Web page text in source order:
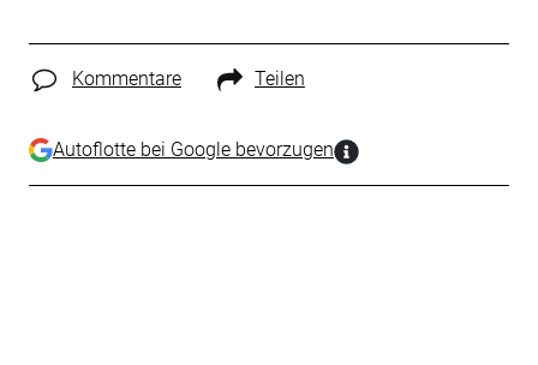
Kommentare Teilen
Autoflotte bei Google bevorzugen